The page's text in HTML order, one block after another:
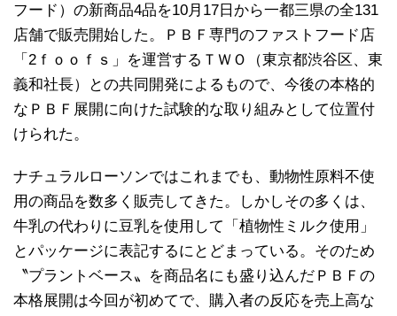
フード）の新商品4品を10月17日から一都三県の全131
店舗で販売開始した。ＰＢＦ専門のファストフード店
「2ｆｏｏｆｓ」を運営するＴＷＯ（東京都渋谷区、東
義和社長）との共同開発によるもので、今後の本格的
なＰＢＦ展開に向けた試験的な取り組みとして位置付
けられた。
ナチュラルローソンではこれまでも、動物性原料不使
用の商品を数多く販売してきた。しかしその多くは、
牛乳の代わりに豆乳を使用して「植物性ミルク使用」
とパッケージに表記するにとどまっている。そのため
〝プラントベース〟を商品名にも盛り込んだＰＢＦの
本格展開は今回が初めてで、購入者の反応を売上高な